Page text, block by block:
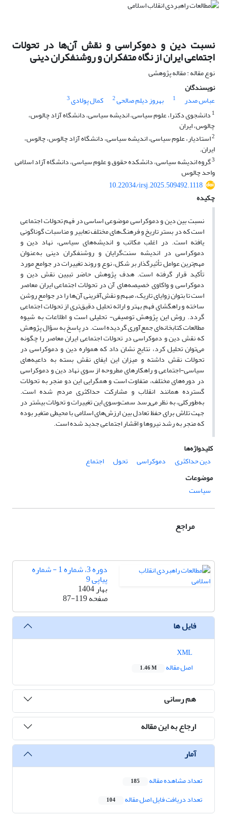
نسبت دین و دموکراسی و نقش آن‌ها در تحولات
اجتماعی ایران از نگاه متفکران و روشنفکران دینی
نوع مقاله : مقاله پژوهشی
نویسندگان
عباس صدر
1 بهروز دیلم صالحی2 کمال پولادی3
1 دانشجوی دکترا، علوم سیاسی، اندیشه سیاسی، دانشگاه آزاد چالوس،
چالوس، ایران
2استادیار، علوم سیاسی، اندیشه سیاسی، دانشگاه آزاد چالوس، چالوس،
ایران.
3گروه اندیشه سیاسی، دانشکده حقوق و علوم سیاسی، دانشگاه آزاد اسلامی
واحد چالوس
10.22034/irsj.2025.509492.1118
چکیده
نسبت بین دین و دموکراسی موضوعی اساسی در فهم تحولات اجتماعی
است که در بستر تاریخ و فرهنگ‌های مختلف تعابیر و مناسبات گوناگونی
یافته است. در اغلب مکاتب و اندیشه‌های سیاسی، نهاد دین و
دموکراسی در اندیشه سنت‌گرایان و روشنفکران دینی به‌عنوان
مهم‌ترین عوامل تأثیرگذار بر شکل، نوع و روند تغییرات در جوامع مورد
تأکید قرار گرفته است. هدف پژوهش حاضر تبیین نقش دین و
دموکراسی و واکاوی خصیصه‌های آن در تحولات اجتماعی ایران معاصر
است تا بتوان زوایای تاریک، مبهم و نقش‌آفرینی آن‌ها را در جوامع روشن
ساخته و راهگشای فهم بهتر و ارائه تحلیل دقیق‌تری از تحولات اجتماعی
گردد. روش این پژوهش توصیفی- تحلیلی است و اطلاعات به شیوه
مطالعات کتابخانه‌ای جمع‌آوری گردیده است. در پاسخ به سؤال پژوهش
که نقش دین و دموکراسی در تحولات اجتماعی ایران معاصر را چگونه
می‌توان تحلیل کرد، نتایج نشان داد که همواره دین و دموکراسی در
تحولات نقش داشته و میزان این ایفای نقش بسته به داعیه‌های
سیاسی-اجتماعی و راهکارهای مطروحه از سوی نهاد دین و دموکراسی
در دوره‌های مختلف، متفاوت است و همگرایی این دو منجر به تحولات
گسترده همانند انقلاب و مشارکت حداکثری مردم شده است.
به‌طورکلی، به نظر می‌رسد سمت‌وسوی این تغییرات و تحولات بیشتر در
جهت تلاش برای حفظ تعادل بین ارزش‌های اسلامی با محیطی متغیر بوده
که منجر به رشد نیروها و اقشار اجتماعی جدید شده است.
کلیدواژه‌ها
دین حداکثری
دموکراسی تحول
اجتماع
موضوعات
سیاست
مراجع
دوره 3، شماره 1 - شماره
پیاپی 9
بهار 1404
صفحه87-119
فایل ها
اصل مقاله
1.46 M
هم رسانی
ارجاع به این مقاله
آمار
تعداد مشاهده مقاله 185
تعداد دریافت فایل اصل مقاله 104